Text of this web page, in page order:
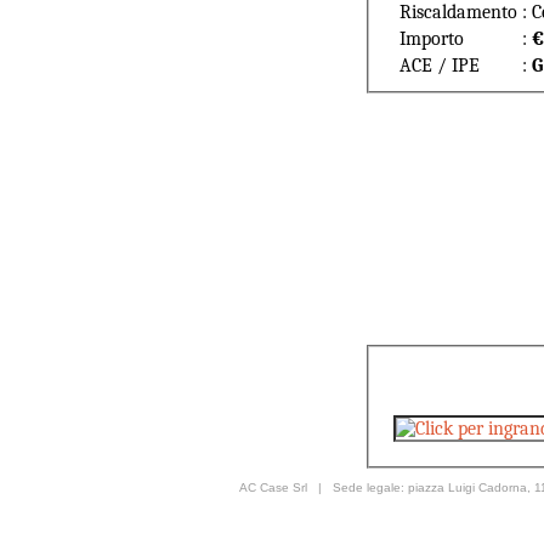
Riscaldamento :
Importo
:
ACE / IPE
:
AC Case Srl | Sede legale: piazza Luigi